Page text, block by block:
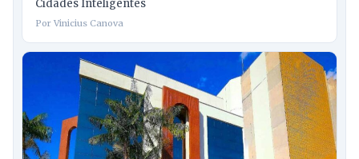
Cidades Inteligentes
Por Vinicius Canova